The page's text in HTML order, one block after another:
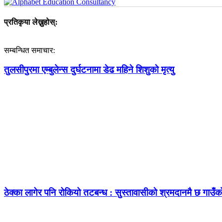
प्रतिकृया लेख्नुहोस्:
सम्बन्धित समाचार:
तुलसीपुरमा एम्बुलेन्स दुर्घटनामा डेढ महिने शिशुको मृत्यु
ठेक्का लागेर पनि रोकियो तटबन्ध : सुस्तावासीको श्रमदानमै छ